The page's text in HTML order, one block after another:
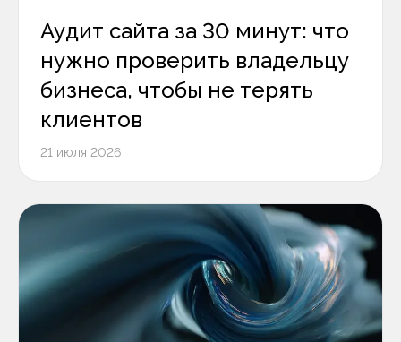
Аудит сайта за 30 минут: что
нужно проверить владельцу
бизнеса, чтобы не терять
клиентов
21 июля 2026